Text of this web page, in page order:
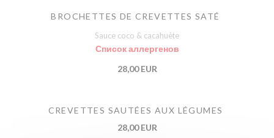
BROCHETTES DE CREVETTES SATÉ
Sauce coco & cacahuète
Список аллергенов
28,00 EUR
CREVETTES SAUTÉES AUX LÉGUMES
28,00 EUR